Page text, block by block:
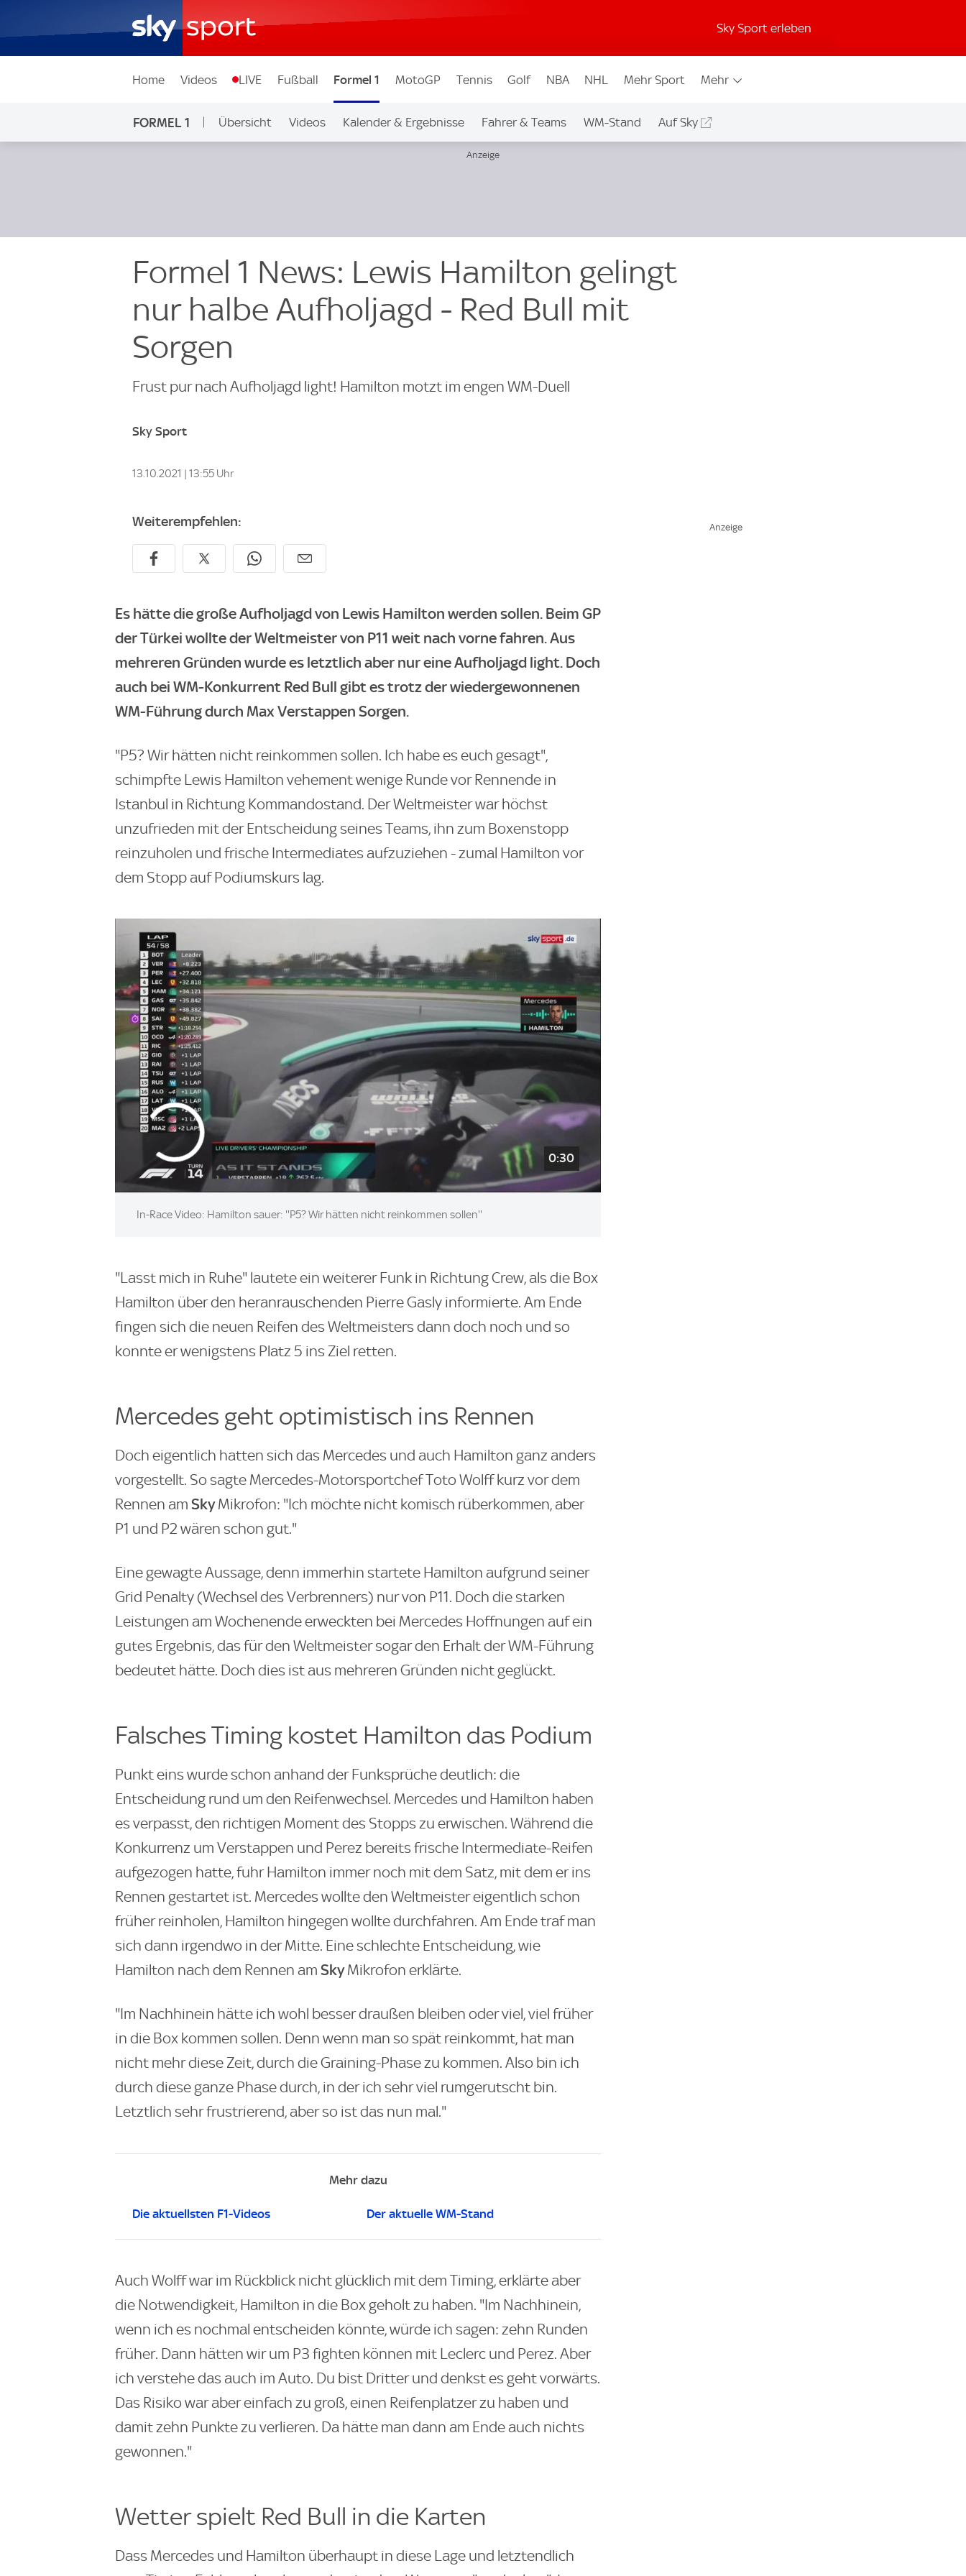
Sky Sport erleben
Home Videos LIVE Fußball Formel 1 MotoGP Tennis Golf NBA NHL Mehr Sport Mehr
FORMEL 1 Übersicht Videos Kalender & Ergebnisse Fahrer & Teams WM-Stand Auf Sky
Formel 1 News: Lewis Hamilton gelingt
nur halbe Aufholjagd - Red Bull mit
Sorgen
Frust pur nach Aufholjagd light! Hamilton motzt im engen WM-Duell
Sky Sport
13.10.2021 | 13:55 Uhr
Weiterempfehlen:
Es hätte die große Aufholjagd von Lewis Hamilton werden sollen. Beim GP
der Türkei wollte der Weltmeister von P11 weit nach vorne fahren. Aus
mehreren Gründen wurde es letztlich aber nur eine Aufholjagd light. Doch
auch bei WM-Konkurrent Red Bull gibt es trotz der wiedergewonnenen
WM-Führung durch Max Verstappen Sorgen.
"P5? Wir hätten nicht reinkommen sollen. Ich habe es euch gesagt",
schimpfte Lewis Hamilton vehement wenige Runde vor Rennende in
Istanbul in Richtung Kommandostand. Der Weltmeister war höchst
unzufrieden mit der Entscheidung seines Teams, ihn zum Boxenstopp
reinzuholen und frische Intermediates aufzuziehen - zumal Hamilton vor
dem Stopp auf Podiumskurs lag.
0:30
In-Race Video: Hamilton sauer: ''P5? Wir hätten nicht reinkommen sollen''
"Lasst mich in Ruhe" lautete ein weiterer Funk in Richtung Crew, als die Box
Hamilton über den heranrauschenden Pierre Gasly informierte. Am Ende
fingen sich die neuen Reifen des Weltmeisters dann doch noch und so
konnte er wenigstens Platz 5 ins Ziel retten.
Mercedes geht optimistisch ins Rennen
Doch eigentlich hatten sich das Mercedes und auch Hamilton ganz anders
vorgestellt. So sagte Mercedes-Motorsportchef Toto Wolff kurz vor dem
Rennen am SkyMikrofon: "Ich möchte nicht komisch rüberkommen, aber
P1 und P2 wären schon gut."
Eine gewagte Aussage, denn immerhin startete Hamilton aufgrund seiner
Grid Penalty (Wechsel des Verbrenners) nur von P11. Doch die starken
Leistungen am Wochenende erweckten bei Mercedes Hoffnungen auf ein
gutes Ergebnis, das für den Weltmeister sogar den Erhalt der WM-Führung
bedeutet hätte. Doch dies ist aus mehreren Gründen nicht geglückt.
Falsches Timing kostet Hamilton das Podium
Punkt eins wurde schon anhand der Funksprüche deutlich: die
Entscheidung rund um den Reifenwechsel. Mercedes und Hamilton haben
es verpasst, den richtigen Moment des Stopps zu erwischen. Während die
Konkurrenz um Verstappen und Perez bereits frische Intermediate-Reifen
aufgezogen hatte, fuhr Hamilton immer noch mit dem Satz, mit dem er ins
Rennen gestartet ist. Mercedes wollte den Weltmeister eigentlich schon
früher reinholen, Hamilton hingegen wollte durchfahren. Am Ende traf man
sich dann irgendwo in der Mitte. Eine schlechte Entscheidung, wie
Hamilton nach dem Rennen am SkyMikrofon erklärte.
"Im Nachhinein hätte ich wohl besser draußen bleiben oder viel, viel früher
in die Box kommen sollen. Denn wenn man so spät reinkommt, hat man
nicht mehr diese Zeit, durch die Graining-Phase zu kommen. Also bin ich
durch diese ganze Phase durch, in der ich sehr viel rumgerutscht bin.
Letztlich sehr frustrierend, aber so ist das nun mal."
Mehr dazu
Die aktuellsten F1-Videos Der aktuelle WM-Stand
Auch Wolff war im Rückblick nicht glücklich mit dem Timing, erklärte aber
die Notwendigkeit, Hamilton in die Box geholt zu haben. "Im Nachhinein,
wenn ich es nochmal entscheiden könnte, würde ich sagen: zehn Runden
früher. Dann hätten wir um P3 fighten können mit Leclerc und Perez. Aber
ich verstehe das auch im Auto. Du bist Dritter und denkst es geht vorwärts.
Das Risiko war aber einfach zu groß, einen Reifenplatzer zu haben und
damit zehn Punkte zu verlieren. Da hätte man dann am Ende auch nichts
gewonnen."
Wetter spielt Red Bull in die Karten
Dass Mercedes und Hamilton überhaupt in diese Lage und letztendlich